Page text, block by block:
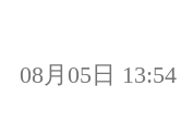
08月05日 13:54